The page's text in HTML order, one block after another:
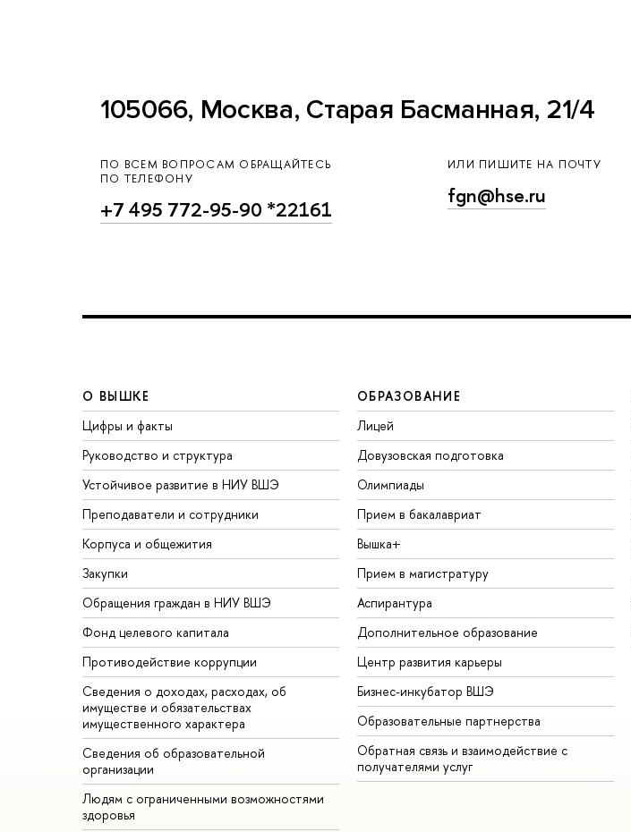
105066, Москва, Старая Басманная, 21/4
ПО ВСЕМ ВОПРОСАМ ОБРАЩАЙТЕСЬ
ПО ТЕЛЕФОНУ
+7 495 772-95-90 *22161
ИЛИ ПИШИТЕ НА ПОЧТУ
fgn@hse.ru
О ВЫШКЕ
Цифры и факты
Руководство и структура
Устойчивое развитие в НИУ ВШЭ
Преподаватели и сотрудники
Корпуса и общежития
Закупки
Обращения граждан в НИУ ВШЭ
Фонд целевого капитала
Противодействие коррупции
Сведения о доходах, расходах, об
имуществе и обязательствах
имущественного характера
Сведения об образовательной
организации
Людям с ограниченными возможностями
здоровья
ОБРАЗОВАНИЕ
Лицей
Довузовская подготовка
Олимпиады
Прием в бакалавриат
Вышка+
Прием в магистратуру
Аспирантура
Дополнительное образование
Центр развития карьеры
Бизнес-инкубатор ВШЭ
Образовательные партнерства
Обратная связь и взаимодействие с
получателями услуг